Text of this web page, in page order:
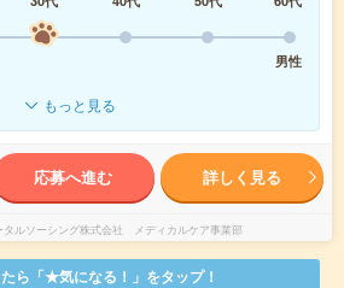
男性
もっと見る
応募へ進む 詳しく見る
タルソーシング株式会社 メディカルケア事業部
ら「★気になる！」をタップ！